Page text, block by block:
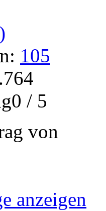
105
/ 5
von
anzeigen